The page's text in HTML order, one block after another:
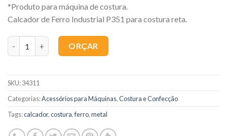
*Produto para máquina de costura.
Calcador de Ferro Industrial P351 para costura reta.
ORÇAR
SKU:34311
Categorias:Acessórios para Máquinas,Costura e Confecção
Tags:calcador,costura,ferro,metal